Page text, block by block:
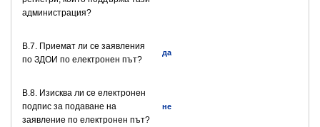
администрация?
В.7. Приемат ли се заявления
по ЗДОИ по електронен път?
да
В.8. Изисква ли се електронен
подпис за подаване на
заявление по електронен път?
не